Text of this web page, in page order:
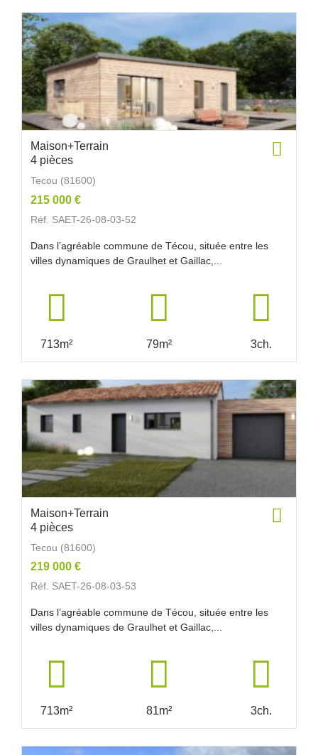
Maison+Terrain
4 pièces
Tecou (81600)
215 000 €
Réf. SAET-26-08-03-52
Dans l’agréable commune de Técou, située entre les
villes dynamiques de Graulhet et Gaillac,...
713m² 79m² 3ch.
Maison+Terrain
4 pièces
Tecou (81600)
219 000 €
Réf. SAET-26-08-03-53
Dans l’agréable commune de Técou, située entre les
villes dynamiques de Graulhet et Gaillac,...
713m² 81m² 3ch.